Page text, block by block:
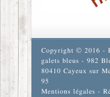
Copyright © 2016 -
galets bleus - 982
80410 Cayeux sur
95
Mentions légales -